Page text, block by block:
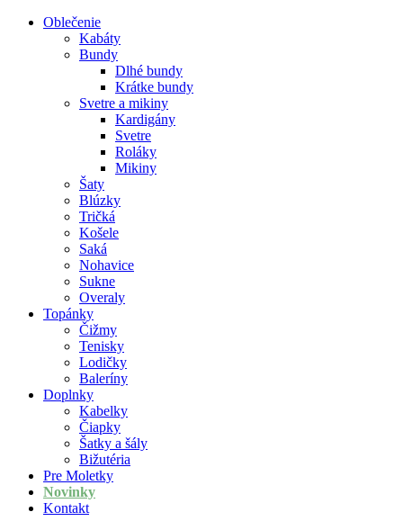
Oblečenie
Kabáty
Bundy
Dlhé bundy
Krátke bundy
Svetre a mikiny
Kardigány
Svetre
Roláky
Mikiny
Šaty
Blúzky
Tričká
Košele
Saká
Nohavice
Sukne
Overaly
Topánky
Čižmy
Tenisky
Lodičky
Baleríny
Doplnky
Kabelky
Čiapky
Šatky a šály
Bižutéria
Pre Moletky
Novinky
Kontakt